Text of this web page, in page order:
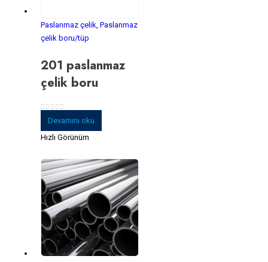
Paslanmaz çelik Paslanmaz
çelik boru/tüp
201 paslanmaz
çelik boru
5 üzerinden
Devamını oku
Hızlı Görünüm